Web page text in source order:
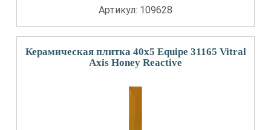
Артикул: 109628
Керамическая плитка 40x5 Equipe 31165 Vitral
Axis Honey Reactive